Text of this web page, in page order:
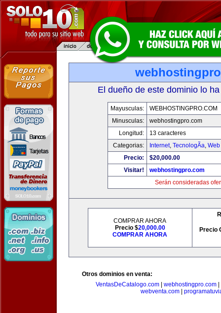
El dueño de este dominio lo
Mayusculas:
WEBHOSTINGPRO.COM
Minusculas:
webhostingpro.com
Longitud:
13 caracteres
Categorias:
Internet, TecnologÃ­a,
Precio:
$20,000.00
Visitar!
webhostingpro.com
Serán consideradas
COMPRAR AHORA
Precio $20,000.00
COMPRAR AHORA
Precio
Otros dominios en venta:
VentasDeCatalogo.com| webhostingpro.com|
webventa.com|